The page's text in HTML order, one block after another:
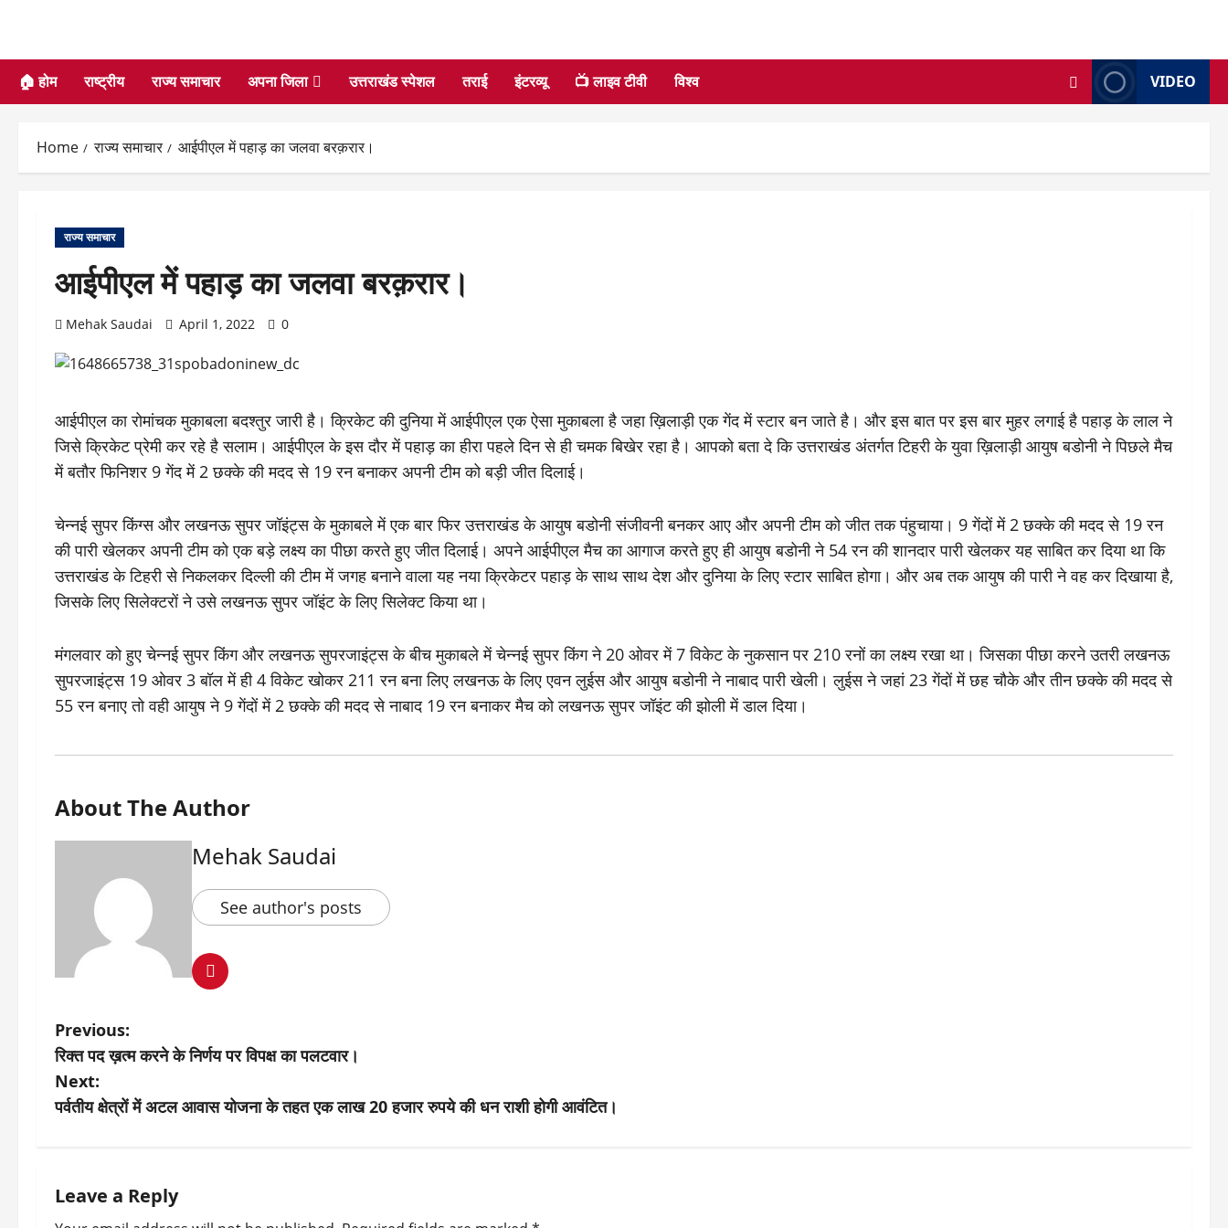
🏠 होम राष्ट्रीय राज्य समाचार अपना जिला उत्तराखंड स्पेशल तराई इंटरव्यू 📺 लाइव टीवी विश्व VIDEO
Home राज्य समाचार आईपीएल में पहाड़ का जलवा बरक़रार।
राज्य समाचार
आईपीएल में पहाड़ का जलवा बरक़रार।
Mehak Saudai April 1, 2022 0
आईपीएल का रोमांचक मुकाबला बदश्तुर जारी है। क्रिकेट की दुनिया में आईपीएल एक ऐसा मुकाबला है जहा ख़िलाड़ी एक गेंद में स्टार बन जाते है। और इस बात पर इस बार मुहर लगाई है पहाड़ के लाल ने
जिसे क्रिकेट प्रेमी कर रहे है सलाम। आईपीएल के इस दौर में पहाड़ का हीरा पहले दिन से ही चमक बिखेर रहा है। आपको बता दे कि उत्तराखंड अंतर्गत टिहरी के युवा ख़िलाड़ी आयुष बडोनी ने पिछले मैच
में बतौर फिनिशर 9 गेंद में 2 छक्के की मदद से 19 रन बनाकर अपनी टीम को बड़ी जीत दिलाई।
चेन्नई सुपर किंग्स और लखनऊ सुपर जॉइंट्स के मुकाबले में एक बार फिर उत्तराखंड के आयुष बडोनी संजीवनी बनकर आए और अपनी टीम को जीत तक पंहुचाया। 9 गेंदों में 2 छक्के की मदद से 19 रन
की पारी खेलकर अपनी टीम को एक बड़े लक्ष्य का पीछा करते हुए जीत दिलाई। अपने आईपीएल मैच का आगाज करते हुए ही आयुष बडोनी ने 54 रन की शानदार पारी खेलकर यह साबित कर दिया था कि
उत्तराखंड के टिहरी से निकलकर दिल्ली की टीम में जगह बनाने वाला यह नया क्रिकेटर पहाड़ के साथ साथ देश और दुनिया के लिए स्टार साबित होगा। और अब तक आयुष की पारी ने वह कर दिखाया है,
जिसके लिए सिलेक्टरों ने उसे लखनऊ सुपर जॉइंट के लिए सिलेक्ट किया था।
मंगलवार को हुए चेन्नई सुपर किंग और लखनऊ सुपरजाइंट्स के बीच मुकाबले में चेन्नई सुपर किंग ने 20 ओवर में 7 विकेट के नुकसान पर 210 रनों का लक्ष्य रखा था। जिसका पीछा करने उतरी लखनऊ
सुपरजाइंट्स 19 ओवर 3 बॉल में ही 4 विकेट खोकर 211 रन बना लिए लखनऊ के लिए एवन लुईस और आयुष बडोनी ने नाबाद पारी खेली। लुईस ने जहां 23 गेंदों में छह चौके और तीन छक्के की मदद से
55 रन बनाए तो वही आयुष ने 9 गेंदों में 2 छक्के की मदद से नाबाद 19 रन बनाकर मैच को लखनऊ सुपर जॉइंट की झोली में डाल दिया।
About The Author
Mehak Saudai
See author's posts
P
o
s
n
Previous:
रिक्त पद ख़त्म करने के निर्णय पर विपक्ष का पलटवार।
Next:
पर्वतीय क्षेत्रों में अटल आवास योजना के तहत एक लाख 20 हजार रुपये की धन राशी होगी आवंटित।
Leave a Reply